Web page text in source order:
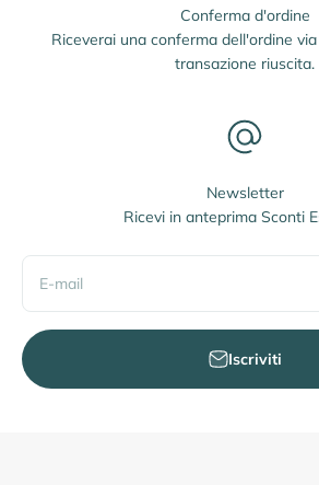
Conferma d'ordine
Riceverai una conferma dell'ordine
transazione riuscita.
Newsletter
Ricevi in anteprima Sconti
E-mail
Iscriviti